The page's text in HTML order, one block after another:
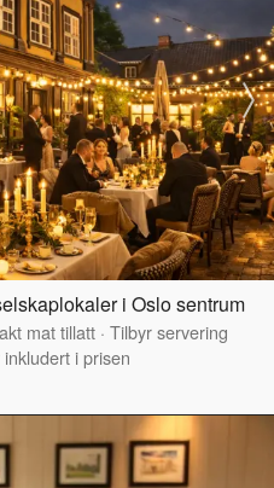
i Oslo sentrum
mat tillatt · Tilbyr servering
i prisen